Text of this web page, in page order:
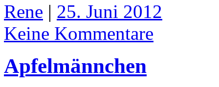
Rene | 25. Juni 2012
Keine Kommentare
Apfelmännchen